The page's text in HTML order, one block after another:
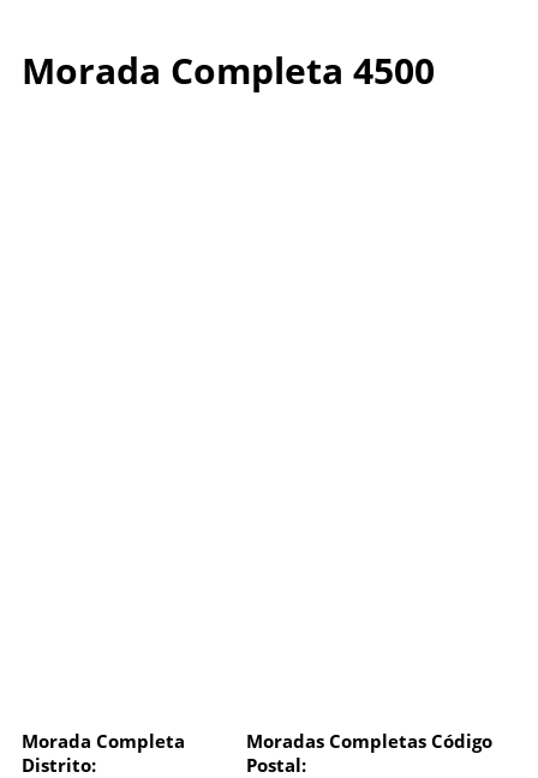
Morada Completa 4500
Morada Completa
Distrito:
Moradas Completas Código
Postal: